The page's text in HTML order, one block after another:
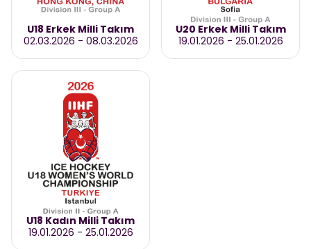
U18 Erkek Milli Takım
02.03.2026 - 08.03.2026
U20 Erkek Milli Takım
19.01.2026 - 25.01.2026
U18 Kadın Milli Takım
19.01.2026 - 25.01.2026